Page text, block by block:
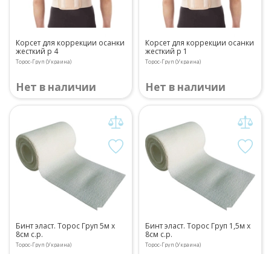
Корсет для коррекции осанки
жесткий р 4
Торос-Груп (Украина)
Нет в наличии
Корсет для коррекции осанки
жесткий р 1
Торос-Груп (Украина)
Нет в наличии
Бинт эласт. Торос Груп 5м х
8см с.р.
Торос-Груп (Украина)
Бинт эласт. Торос Груп 1,5м х
8см с.р.
Торос-Груп (Украина)